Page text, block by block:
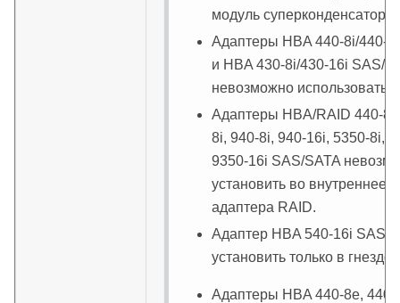
модуль суперконденсатора
Адаптеры HBA 440-8i/440-
и HBA 430-8i/430-16i SAS/
невозможно использовать
Адаптеры HBA/RAID 440-
8i, 940-8i, 940-16i, 5350-8i,
9350-16i SAS/SATA
установить во внутреннее
адаптера RAID.
Адаптер HBA 540-16i SAS/
установить только в гнездо
Адаптеры HBA 440-8e, 440-